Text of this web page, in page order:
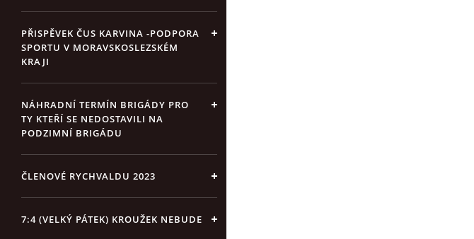
PŘISPĚVEK ČUS KARVINA -PODPORA
SPORTU V MORAVSKOSLEZSKÉM
KRAJI
NÁHRADNÍ TERMÍN BRIGÁDY PRO
TY KTEŘÍ SE NEDOSTAVILI NA
PODZIMNÍ BRIGÁDU
ČLENOVÉ RYCHVALDU 2023
7:4 (VELKÝ PÁTEK) KROUŽEK NEBUDE